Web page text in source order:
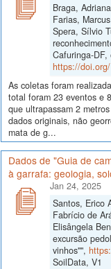
Braga,
Farias,
Spera, Sílvio
Cafuringa-DF,
https://
As coletas foram
total foram 23 eventos e
que ultrapassam 2
dados originais, não
mata de g...
Dados de "Guia de
à garrafa: geologia,
Jan 24, 2025
Santos, Erico
Fabrício de
Elisângela
excursão
vinhos"",
SoilData, V1